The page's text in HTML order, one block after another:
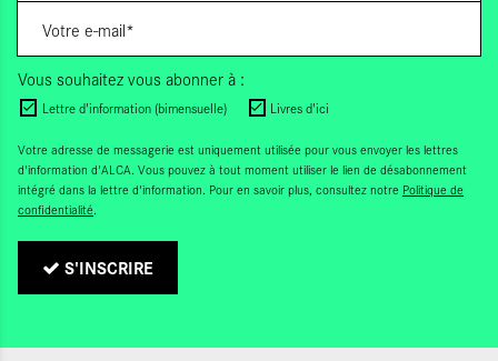
Vous souhaitez vous abonner à :
Lettre d'information (bimensuelle) Livres d'ici
Votre adresse de messagerie est uniquement utilisée pour vous envoyer les lettres
d'information d'ALCA. Vous pouvez à tout moment utiliser le lien de désabonnement
intégré dans la lettre d'information. Pour en savoir plus, consultez notre Politique de
confidentialité.
S'INSCRIRE